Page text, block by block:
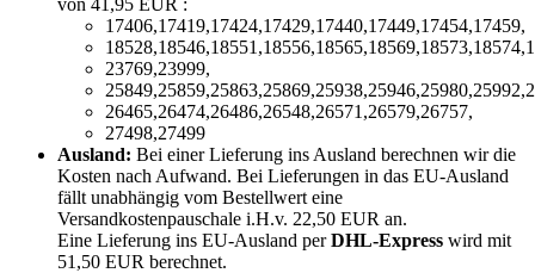
17406,17419,17424,17429,17440,17449,17454,17459,
23769,23999,
26465,26474,26486,26548,26571,26579,26757,
27498,27499
Ausland: Bei einer Lieferung ins Ausland berechnen wir die
Kosten nach Aufwand. Bei Lieferungen in das EU-Ausland
fällt unabhängig vom Bestellwert eine
Versandkostenpauschale i.H.v. 22,50 EUR an.
Eine Lieferung ins EU-Ausland perDHL-Express wird mit
51,50 EUR berechnet.